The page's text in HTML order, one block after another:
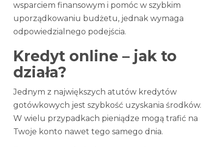
wsparciem finansowym i pomóc w szybkim
uporządkowaniu budżetu, jednak wymaga
odpowiedzialnego podejścia.
Kredyt online – jak to
działa?
Jednym z największych atutów kredytów
gotówkowych jest szybkość uzyskania środków.
W wielu przypadkach pieniądze mogą trafić na
Twoje konto nawet tego samego dnia.